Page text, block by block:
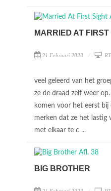
MARRIED AT FIRST
21 Februari 2023
veel geleerd van het
ze de draad zelf weer
komen voor het eerst bij
merken dat ze het lastig
met elkaar te c ...
BIG BROTHER